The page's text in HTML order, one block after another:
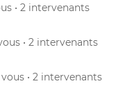
• 2 intervenants
• 2 intervenants
vous • 2 intervenants